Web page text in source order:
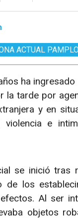
ACTUAL
ha
la tarde por
y en
e
se inició tras
de los
Al ser
objetos